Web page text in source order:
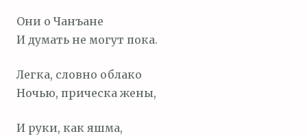
Они о Чанъане
И думать не могут пока.
Легка, словно облако
Ночью, прическа жены,
И руки, как яшма,